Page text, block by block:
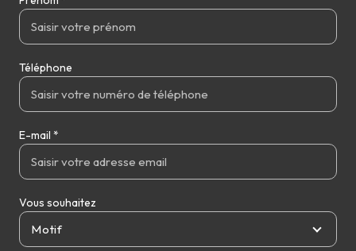
Téléphone
E-mail *
Vous souhaitez
Motif